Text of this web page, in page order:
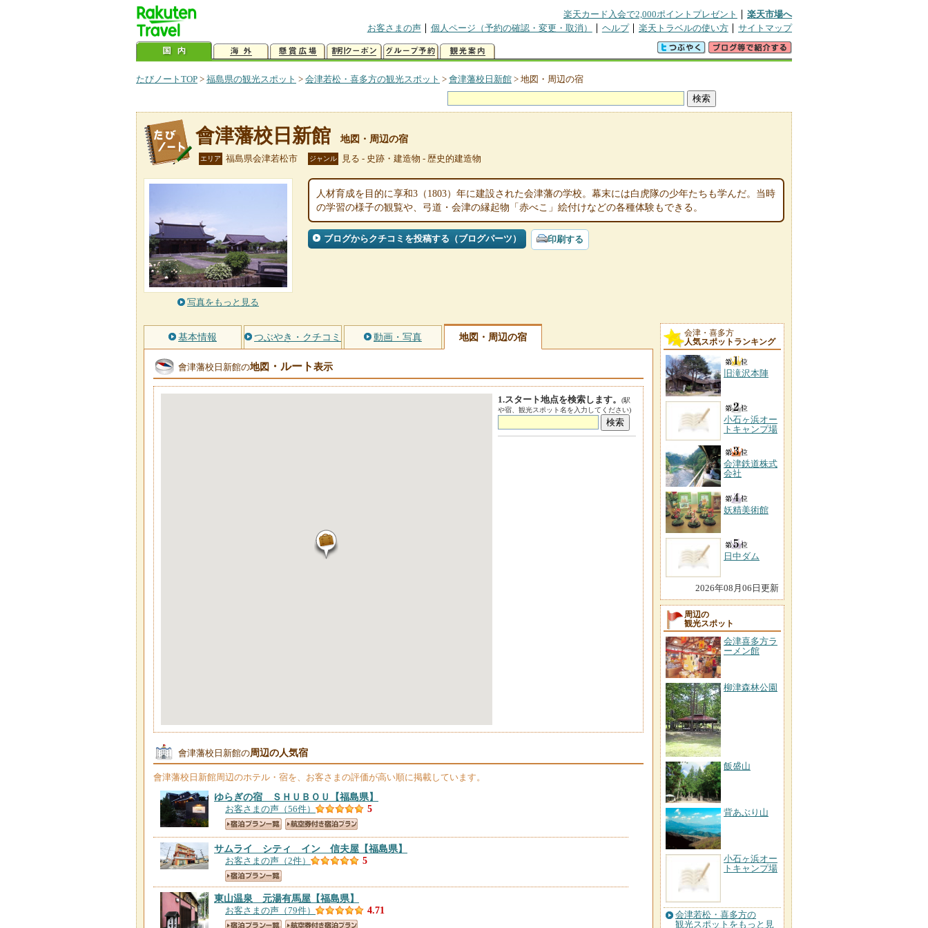
楽天カード入会で2,000ポイントプレゼント
楽天市場へ
お客さまの声
個人ページ（予約の確認・変更・取消） ヘルプ 楽天トラベルの使い方 サイトマップ
たびノートTOP > 福島県の観光スポット > 会津若松・喜多方の観光スポット > 會津藩校日新館 > 地図・周辺の宿
會津藩校日新館 地図・周辺の宿
エリア 福島県会津若松市 ジャンル 見る - 史跡・建造物 - 歴史的建造物
写真をもっと見る
人材育成を目的に享和3（1803）年に建設された会津藩の学校。幕末には白虎隊の少年たちも学んだ。当時
の学習の様子の観覧や、弓道・会津の縁起物「赤べこ」絵付けなどの各種体験もできる。
ブログからクチコミを投稿する（ブログパーツ） 印刷する
基本情報 つぶやき・クチコミ 動画・写真 地図・周辺の宿
會津藩校日新館の地図 ・ルート表示
1.スタート地点を検索します。
(駅
や宿、観光スポット名を入力してください)
會津藩校日新館の周辺の人気宿
會津藩校日新館周辺のホテル・宿を、お客さまの評価が高い順に掲載しています。
ゆらぎの宿 ＳＨＵＢＯＵ 【福島県】
お客さまの声（56件） 5
サムライ シティ イン 信夫屋 【福島県】
お客さまの声（2件） 5
東山温泉 元湯有馬屋 【福島県】
お客さまの声（79件） 4.71
会津・喜多方
人気スポットランキング
旧滝沢本陣
小石ヶ浜オー
トキャンプ場
会津鉄道株式
会社
妖精美術館
日中ダム
2026年08月06日更新
周辺の
観光スポット
会津喜多方ラ
ーメン館
柳津森林公園
飯盛山
背あぶり山
小石ヶ浜オー
トキャンプ場
会津若松・喜多方の
観光スポットをもっと見